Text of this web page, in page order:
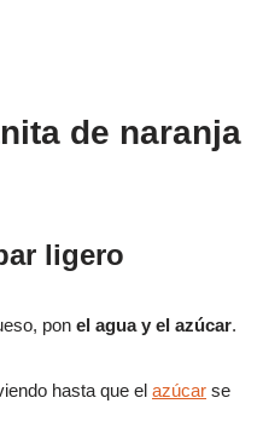
de naranja
ligero
pon el agua y el azúcar.
hasta que el azúcar se